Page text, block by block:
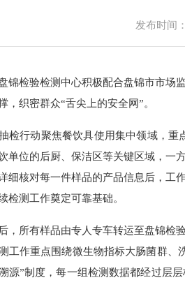
发布时间
锦检验检测中心积极配合盘锦市市场
，织密群众“舌尖上的安全网”。
检行动聚焦餐饮具使用集中领域，
单位的后厨、保洁区等关键区域，一
细核对每一件样品的产品信息后，工
检测工作奠定可靠基础。
，所有样品由专人专车转运至盘锦检
工作重点围绕微生物指标大肠菌群
源”制度，每一组检测数据都经过层